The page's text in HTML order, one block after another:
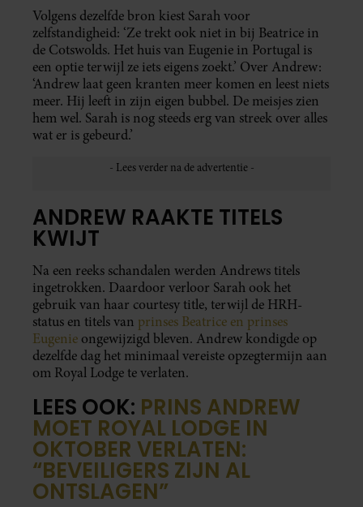
Volgens dezelfde bron kiest Sarah voor
zelfstandigheid: ‘Ze trekt ook niet in bij Beatrice in
de Cotswolds. Het huis van Eugenie in Portugal is
een optie terwijl ze iets eigens zoekt.’ Over Andrew:
‘Andrew laat geen kranten meer komen en leest niets
meer. Hij leeft in zijn eigen bubbel. De meisjes zien
hem wel. Sarah is nog steeds erg van streek over alles
wat er is gebeurd.’
ANDREW RAAKTE TITELS
KWIJT
Na een reeks schandalen werden Andrews titels
ingetrokken. Daardoor verloor Sarah ook het
gebruik van haar courtesy title, terwijl de HRH-
status en titels van prinses Beatrice en prinses
Eugenie ongewijzigd bleven. Andrew kondigde op
dezelfde dag het minimaal vereiste opzegtermijn aan
om Royal Lodge te verlaten.
LEES OOK: PRINS ANDREW
MOET ROYAL LODGE IN
OKTOBER VERLATEN:
“BEVEILIGERS ZIJN AL
ONTSLAGEN”